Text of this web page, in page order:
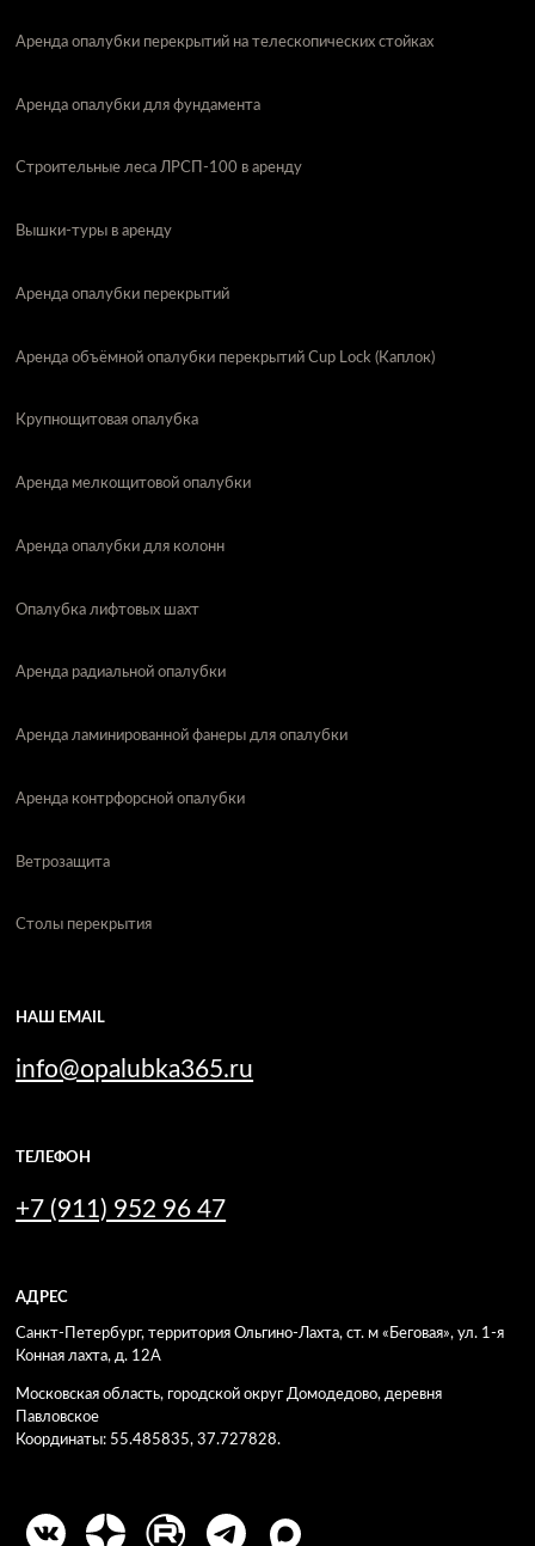
Аренда опалубки перекрытий на телескопических стойках
Аренда опалубки для фундамента
Строительные леса ЛРСП-100 в аренду
Вышки-туры в аренду
Аренда опалубки перекрытий
Аренда объёмной опалубки перекрытий Cup Lock (Каплок)
Крупнощитовая опалубка
Аренда мелкощитовой опалубки
Аренда опалубки для колонн
Опалубка лифтовых шахт
Аренда радиальной опалубки
Аренда ламинированной фанеры для опалубки
Аренда контрфорсной опалубки
Ветрозащита
Столы перекрытия
НАШ EMAIL
info@opalubka365.ru
ТЕЛЕФОН
+7 (911) 952 96 47
АДРЕС
Санкт-Петербург, территория Ольгино-Лахта, ст. м «Беговая», ул. 1-я
Конная лахта, д. 12А
Московская область, городской округ Домодедово, деревня
Павловское
Координаты: 55.485835, 37.727828.